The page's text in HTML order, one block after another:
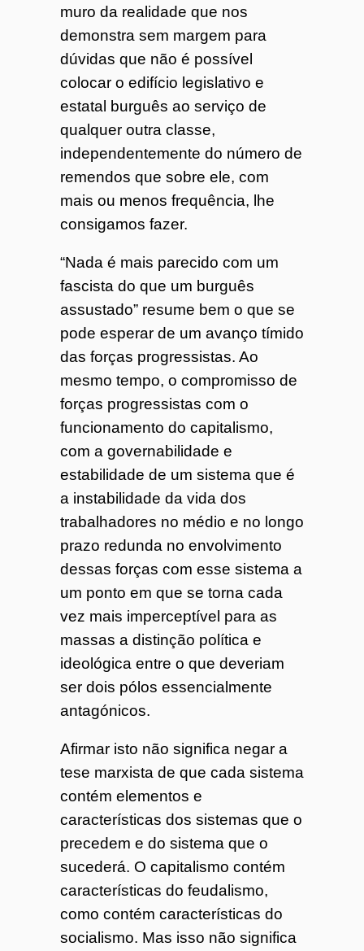
muro da realidade que nos
demonstra sem margem para
dúvidas que não é possível
colocar o edifício legislativo e
estatal burguês ao serviço de
qualquer outra classe,
independentemente do número de
remendos que sobre ele, com
mais ou menos frequência, lhe
consigamos fazer.
“Nada é mais parecido com um
fascista do que um burguês
assustado” resume bem o que se
pode esperar de um avanço tímido
das forças progressistas. Ao
mesmo tempo, o compromisso de
forças progressistas com o
funcionamento do capitalismo,
com a governabilidade e
estabilidade de um sistema que é
a instabilidade da vida dos
trabalhadores no médio e no longo
prazo redunda no envolvimento
dessas forças com esse sistema a
um ponto em que se torna cada
vez mais imperceptível para as
massas a distinção política e
ideológica entre o que deveriam
ser dois pólos essencialmente
antagónicos.
Afirmar isto não significa negar a
tese marxista de que cada sistema
contém elementos e
características dos sistemas que o
precedem e do sistema que o
sucederá. O capitalismo contém
características do feudalismo,
como contém características do
socialismo. Mas isso não significa